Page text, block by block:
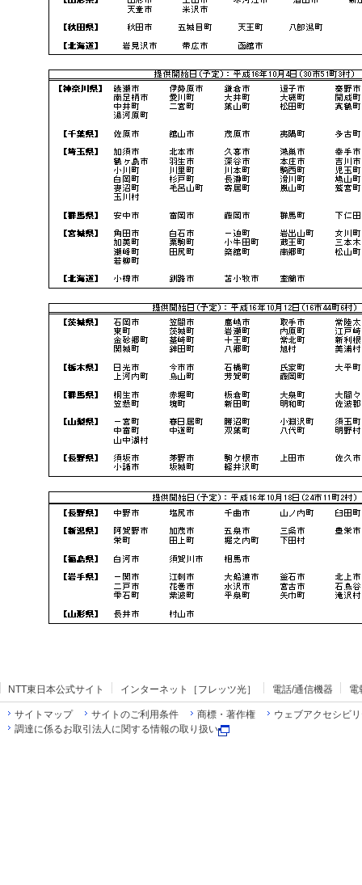
NTT東日本公式サイト インターネット［フレッツ光］ 電話/通信機器 電
サイトマップ サイトのご利用条件 商標・著作権
ウェブアクセシビ
調達に係るお取引法人に関する情報の取り扱い